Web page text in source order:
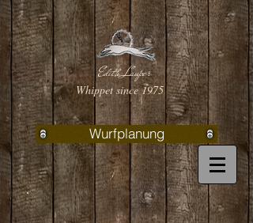
Edith Lauper
Whippet since 1975
Wurfplanung